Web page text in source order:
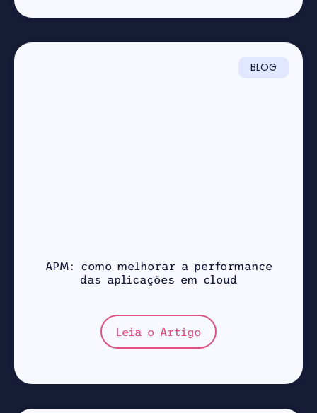
BLOG
APM: como melhorar a performance
das aplicações em cloud
Leia o Artigo